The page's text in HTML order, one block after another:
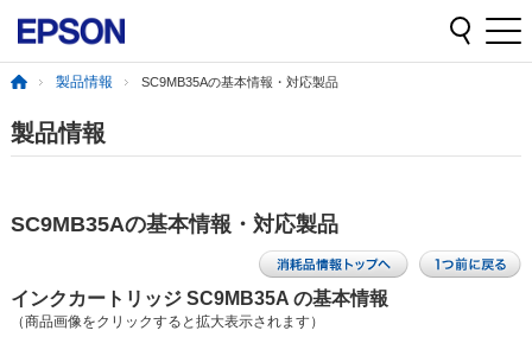
製品情報 SC9MB35Aの基本情報・対応製品
製品情報
SC9MB35Aの基本情報・対応製品
インクカートリッジ SC9MB35A の基本情報
（商品画像をクリックすると拡大表示されます）